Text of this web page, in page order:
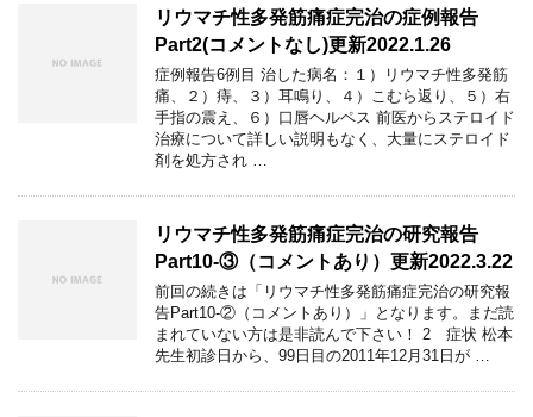
リウマチ性多発筋痛症完治の症例報告
Part2(コメントなし)更新2022.1.26
症例報告6例目 治した病名：１）リウマチ性多発筋
痛、２）痔、３）耳鳴り、４）こむら返り、５）右
手指の震え、６）口唇ヘルペス 前医からステロイド
治療について詳しい説明もなく、大量にステロイド
剤を処方され …
リウマチ性多発筋痛症完治の研究報告
Part10-③（コメントあり）更新2022.3.22
前回の続きは「リウマチ性多発筋痛症完治の研究報
告Part10-②（コメントあり）」となります。まだ読
まれていない方は是非読んで下さい！ 2 症状 松本
先生初診日から、99日目の2011年12月31日が …